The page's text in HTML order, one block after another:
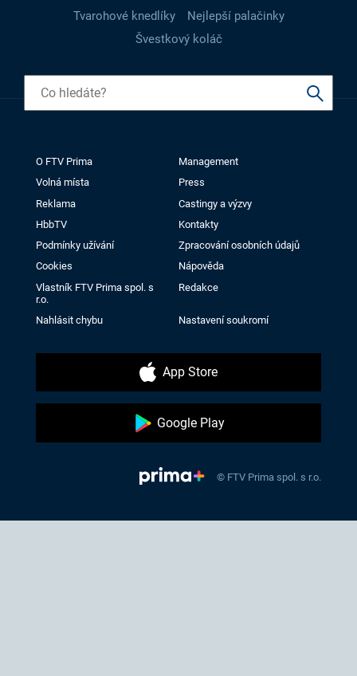
Tvarohové knedlíky
Nejlepší palačinky
Švestkový koláč
O FTV Prima
Management
Volná místa
Press
Reklama
Castingy a výzvy
HbbTV
Kontakty
Podmínky užívání
Zpracování osobních údajů
Cookies
Nápověda
Vlastník FTV Prima spol. s
r.o.
Redakce
Nahlásit chybu Nastavení soukromí
App Store
Google Play
© FTV Prima spol. s r.o.